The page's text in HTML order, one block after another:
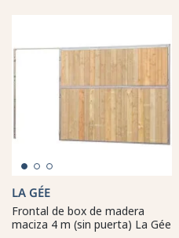
LA GÉE
Frontal de box de madera
maciza 4 m (sin puerta) La Gée